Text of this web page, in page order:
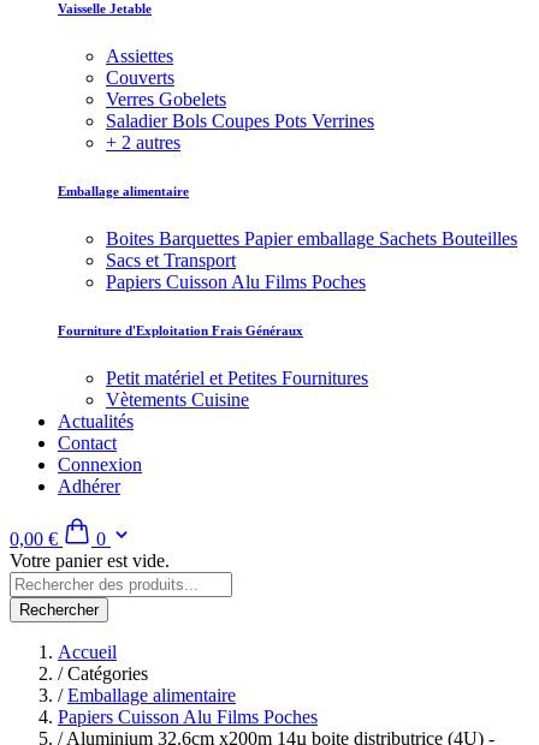
Vaisselle Jetable
Assiettes
Couverts
Verres Gobelets
Saladier Bols Coupes Pots Verrines
+ 2 autres
Emballage alimentaire
Boites Barquettes Papier emballage Sachets Bouteilles
Sacs et Transport
Papiers Cuisson Alu Films Poches
Fourniture d'Exploitation Frais Généraux
Petit matériel et Petites Fournitures
Vètements Cuisine
Actualités
Contact
Connexion
Adhérer
0,00 €
0
Votre panier est vide.
Rechercher
Accueil
/Catégories
/ Emballage alimentaire
Papiers Cuisson Alu Films Poches
/Aluminium 32.6cm x200m 14µ boite distributrice (4U) -